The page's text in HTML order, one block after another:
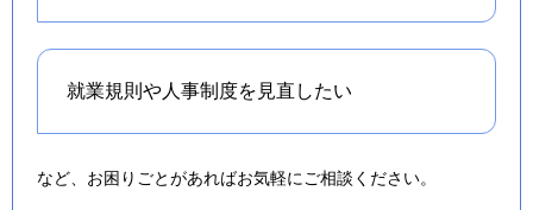
就業規則や人事制度を 見直したい
など、お困りごとがあればお気軽にご相談ください。